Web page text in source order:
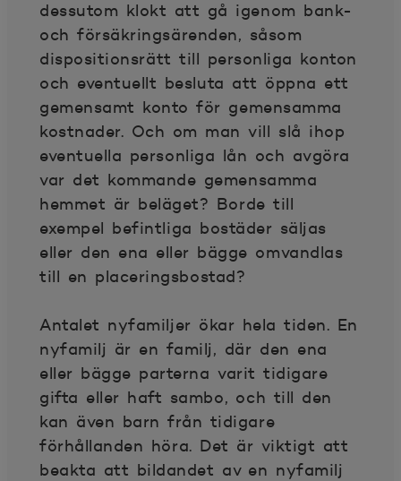
dessutom klokt att gå igenom bank-
och försäkringsärenden, såsom
dispositionsrätt till personliga konton
och eventuellt besluta att öppna ett
gemensamt konto för gemensamma
kostnader. Och om man vill slå ihop
eventuella personliga lån och avgöra
var det kommande gemensamma
hemmet är beläget? Borde till
exempel befintliga bostäder säljas
eller den ena eller bägge omvandlas
till en placeringsbostad?
Antalet nyfamiljer ökar hela tiden. En
nyfamilj är en familj, där den ena
eller bägge parterna varit tidigare
gifta eller haft sambo, och till den
kan även barn från tidigare
förhållanden höra. Det är viktigt att
beakta att bildandet av en nyfamilj